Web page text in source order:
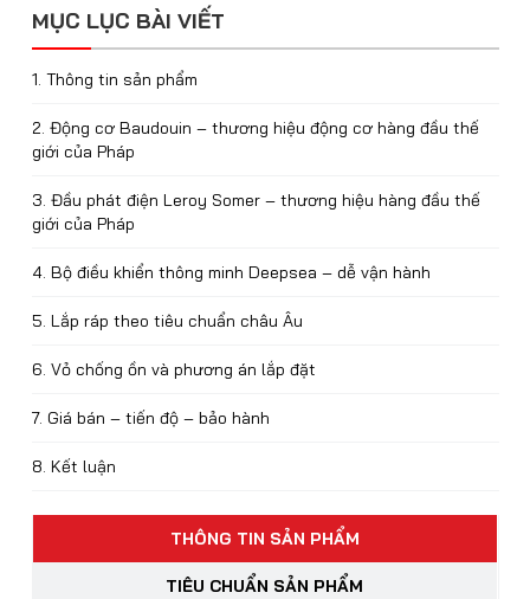
MỤC LỤC BÀI VIẾT
1. Thông tin sản phẩm
2. Động cơ Baudouin – thương hiệu động cơ hàng đầu thế
giới của Pháp
3. Đầu phát điện Leroy Somer – thương hiệu hàng đầu thế
giới của Pháp
4. Bộ điều khiển thông minh Deepsea – dễ vận hành
5. Lắp ráp theo tiêu chuẩn châu Âu
6. Vỏ chống ồn và phương án lắp đặt
7. Giá bán – tiến độ – bảo hành
8. Kết luận
THÔNG TIN SẢN PHẨM
TIÊU CHUẨN SẢN PHẨM